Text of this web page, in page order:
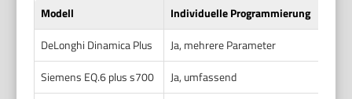
Modell
Individuelle Programmierung
DeLonghi Dinamica Plus
Ja, mehrere Parameter
Siemens EQ.6 plus s700
Ja, umfassend